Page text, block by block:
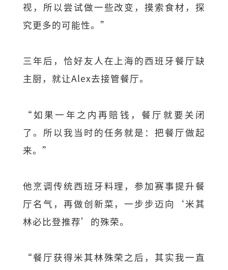
视，所以尝试做一些改变，摸索食材，探
究更多的可能性。”
三年后，恰好友人在上海的西班牙餐厅缺
主厨，就让Alex去接管餐厅。
“如果一年之内再赔钱，餐厅就要关闭
了。所以我当时的任务就是：把餐厅做起
来。”
他烹调传统西班牙料理，参加赛事提升餐
厅名气，再做创新菜，一步步迈向‘米其
林必比登推荐’的殊荣。
“餐厅获得米其林殊荣之后，其实我一直